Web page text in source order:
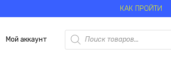
КАК ПРОЙТИ
Мой аккаунт
Поиск
товаров